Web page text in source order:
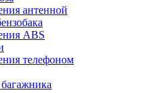
антенной
ABS
телефоном